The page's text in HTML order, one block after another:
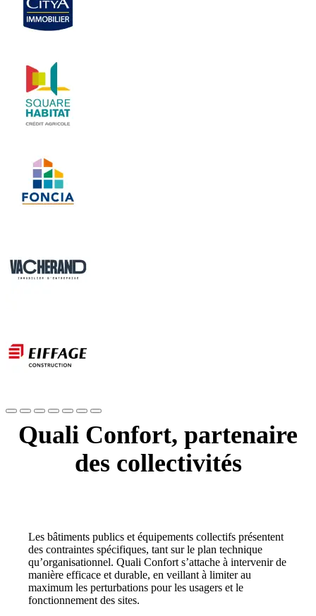
Quali Confort, partenaire
des collectivités
Les bâtiments publics et équipements collectifs présentent
des contraintes spécifiques, tant sur le plan technique
qu’organisationnel. Quali Confort s’attache à intervenir de
manière efficace et durable, en veillant à limiter au
maximum les perturbations pour les usagers et le
fonctionnement des sites.